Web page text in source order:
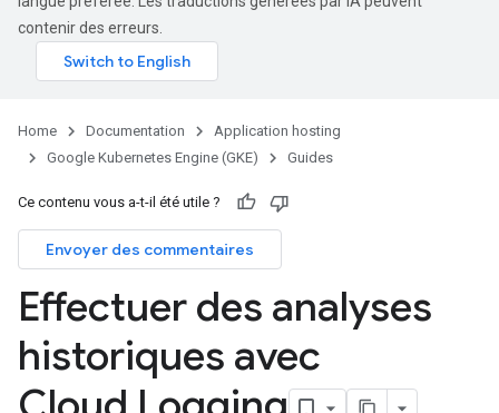
contenir des erreurs.
Home Documentation
Application hosting
Google Kubernetes Engine (GKE)
Guides
Ce contenu vous a-t-il été utile ?
Envoyer des commentaires
Effectuer des analyses
historiques avec